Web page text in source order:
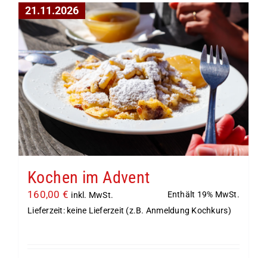
21.11.2026
Kochen im Advent
160,00 € inkl. MwSt.
Enthält 19% MwSt.
Lieferzeit: keine Lieferzeit (z.B. Anmeldung Kochkurs)